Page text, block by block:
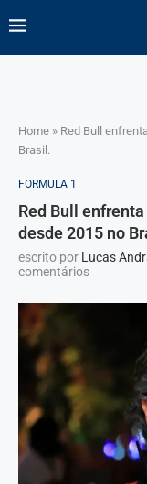
Home » Red Bull
Brasil.
FORMULA 1
Red Bull
desde 2015 no
escrito por Lucas
comentários